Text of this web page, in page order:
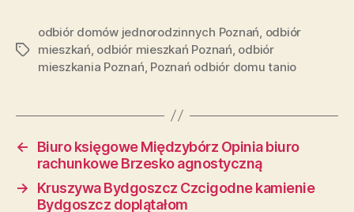
Tagi
odbiór domów jednorodzinnych Poznań odbiór
mieszkań odbiór mieszkań Poznań odbiór
mieszkania Poznań Poznań odbiór domu tanio
←
Biuro księgowe Międzybórz Opinia biuro
rachunkowe Brzesko agnostyczną
→
Kruszywa Bydgoszcz Czcigodne kamienie
Bydgoszcz doplątałom